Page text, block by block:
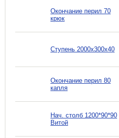
Окончание перил 70
крюк
Ступень 2000х300х40
Окончание перил 80
капля
Нач. столб 1200*90*90
Витой